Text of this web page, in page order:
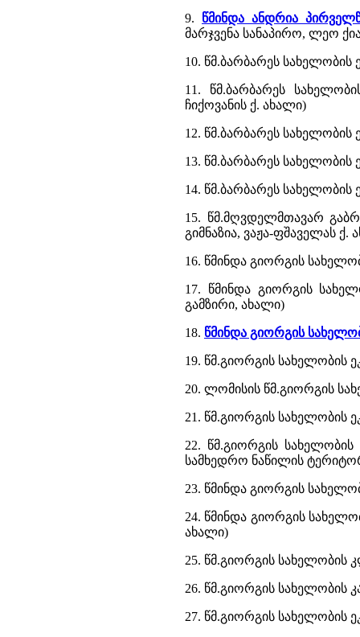
9. წმინდა ანდრია
მარჯვენა სანაპირო, ლეო
10. წმ.ბარბარეს სახელობის
11. წმ.ბარბარეს
ჩიქოვანის ქ. ახალი)
12. წმ.ბარბარეს სახელობის
13. წმ.ბარბარეს
14. წმ.ბარბარეს
15. წმ.მღვდელმთავარ
გიმნაზია, ვაჟა-ფშაველას ქ.
16. წმინდა გიორგის
17. წმინდა გიორგის
გამზირი, ახალი)
18. წმინდა გიორგის
19. წმ.გიორგის სახელობის
20. ლომისის წმ.გიორგის
21. წმ.გიორგის სახელობის
22. წმ.გიორგის
სამხედრო ნაწილის
23. წმინდა გიორგის
24. წმინდა გიორგის
ახალი)
25. წმ.გიორგის სახელობის
26. წმ.გიორგის სახელობის
27. წმ.გიორგის სახელობის